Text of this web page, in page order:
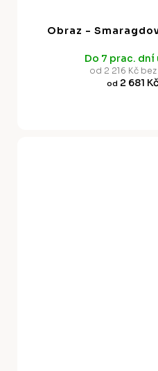
Obraz -
Do 7 prac. dní
od 2 216 Kč bez
od 2 681 Kč